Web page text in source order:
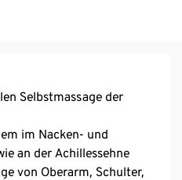
Selbstmassage der
im Nacken- und
an der Achillessehne
von Oberarm, Schulter,